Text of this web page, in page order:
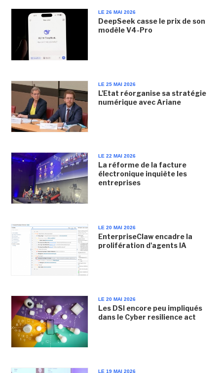
LE 26 MAI 2026
DeepSeek casse le prix de son
modèle V4-Pro
LE 25 MAI 2026
L'Etat réorganise sa stratégie
numérique avec Ariane
LE 22 MAI 2026
La réforme de la facture
électronique inquiète les
entreprises
LE 20 MAI 2026
EnterpriseClaw encadre la
prolifération d'agents IA
LE 20 MAI 2026
Les DSI encore peu impliqués
dans le Cyber resilience act
LE 19 MAI 2026